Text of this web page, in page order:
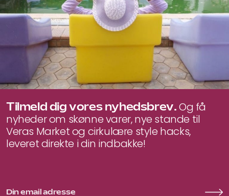
Tilmeld dig vores nyhedsbrev.Og få
nyheder om skønne varer, nye stande til
Veras Market og cirkulære style hacks,
leveret direkte i din indbakke!